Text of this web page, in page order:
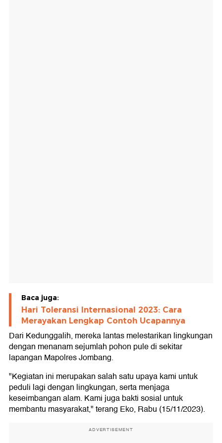
Baca juga:
Hari Toleransi Internasional 2023: Cara
Merayakan Lengkap Contoh Ucapannya
Dari Kedunggalih, mereka lantas melestarikan lingkungan
dengan menanam sejumlah pohon pule di sekitar
lapangan Mapolres Jombang.
"Kegiatan ini merupakan salah satu upaya kami untuk
peduli lagi dengan lingkungan, serta menjaga
keseimbangan alam. Kami juga bakti sosial untuk
membantu masyarakat," terang Eko, Rabu (15/11/2023).
ADVERTISEMENT